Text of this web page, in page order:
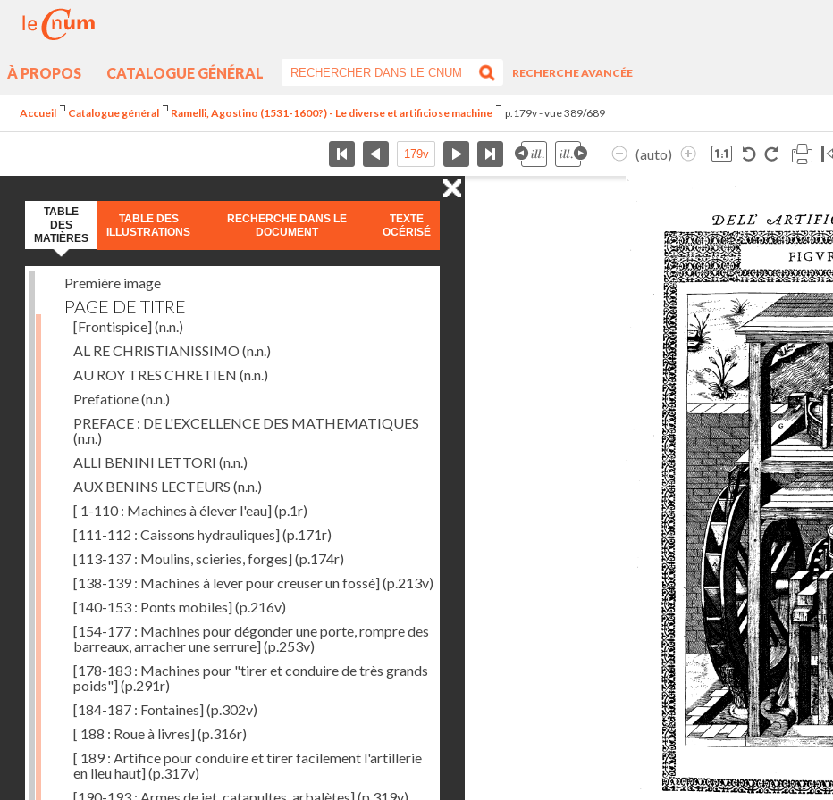
À PROPOS CATALOGUE GÉNÉRAL
RECHERCHE AVANCÉE
Accueil Catalogue général Ramelli, Agostino (1531-1600?) - Le diverse et artificiose machine p.179v - vue 389/689
(auto)
TABLE
DES
MATIÈRES
TABLE DES
ILLUSTRATIONS
RECHERCHE DANS LE
DOCUMENT
TEXTE
OCÉRISÉ
Première image
PAGE DE TITRE
[Frontispice](n.n.)
AL RE CHRISTIANISSIMO (n.n.)
AU ROY TRES CHRETIEN (n.n.)
Prefatione(n.n.)
PREFACE : DE L'EXCELLENCE DES MATHEMATIQUES
(n.n.)
ALLI BENINI LETTORI (n.n.)
AUX BENINS LECTEURS (n.n.)
[ 1-110 : Machines à élever l'eau](p.1r)
[111-112 : Caissons hydrauliques](p.171r)
[113-137 : Moulins, scieries, forges](p.174r)
[138-139 : Machines à lever pour creuser un fossé](p.213v)
[140-153 : Ponts mobiles](p.216v)
[154-177 : Machines pour dégonder une porte, rompre des
barreaux, arracher une serrure](p.253v)
[178-183 : Machines pour "tirer et conduire de très grands
poids"](p.291r)
[184-187 : Fontaines](p.302v)
[ 188 : Roue à livres](p.316r)
[ 189 : Artifice pour conduire et tirer facilement l'artillerie
en lieu haut](p.317v)